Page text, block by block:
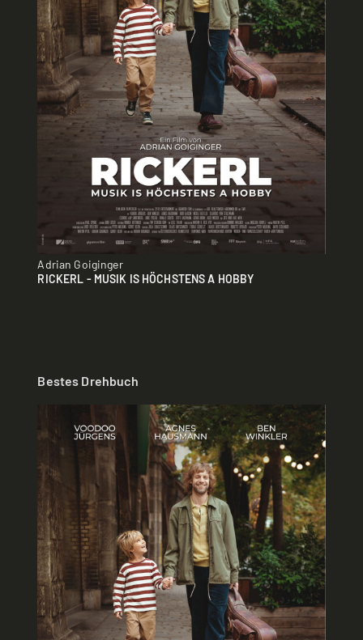
Adrian Goiginger
RICKERL - MUSIK IS HÖCHSTENS A HOBBY
Bestes Drehbuch